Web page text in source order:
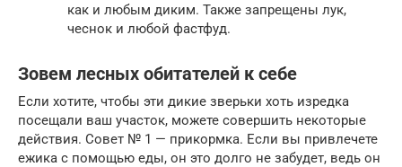
как и любым диким. Также запрещены лук,
чеснок и любой фастфуд.
Зовем лесных обитателей к себе
Если хотите, чтобы эти дикие зверьки хоть изредка
посещали ваш участок, можете совершить некоторые
действия. Совет № 1 — прикормка. Если вы привлечете
ежика с помощью еды, он это долго не забудет, ведь он